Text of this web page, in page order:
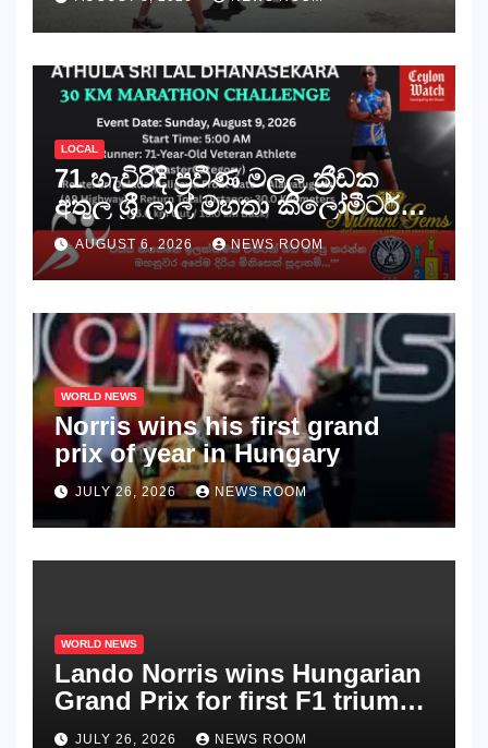
දැවැන්ත මාර්ග ධාවනය
අභියෝගය ජය ගනියි!
LOCAL
71 හැවිරිදි ප්‍රවීණ මලල ක්‍රීඩක
අතුල ශ්‍රී ලාල් මහතා කිලෝමීටර්
30ක විශේෂ මැරතන් ධාවන
අභියෝගයකට සැරසෙයි
AUGUST 6, 2026 NEWS ROOM
WORLD NEWS
Norris wins his first grand
prix of year in Hungary​​
JULY 26, 2026 NEWS ROOM
WORLD NEWS
Lando Norris wins Hungarian
Grand Prix for first F1 triumph
in 2026​​
JULY 26, 2026 NEWS ROOM